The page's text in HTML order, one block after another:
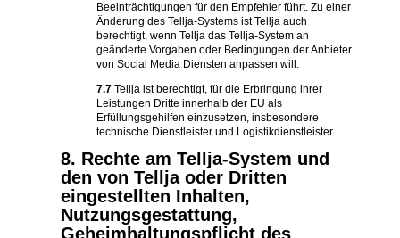
Beeinträchtigungen für den Empfehler führt. Zu einer
Änderung des Tellja-Systems ist Tellja auch
berechtigt, wenn Tellja das Tellja-System an
geänderte Vorgaben oder Bedingungen der Anbieter
von Social Media Diensten anpassen will.
7.7 Tellja ist berechtigt, für die Erbringung ihrer
Leistungen Dritte innerhalb der EU als
Erfüllungsgehilfen einzusetzen, insbesondere
technische Dienstleister und Logistikdienstleister.
8. Rechte am Tellja-System und
den von Tellja oder Dritten
eingestellten Inhalten,
Nutzungsgestattung,
Geheimhaltungspflicht des